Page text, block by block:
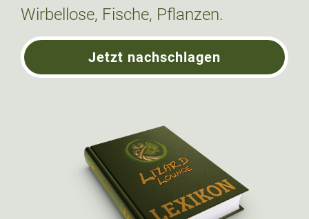
Wirbellose, Fische, Pflanzen.
Jetzt nachschlagen